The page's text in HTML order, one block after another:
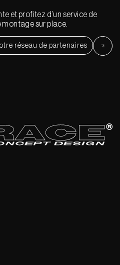
et profitez d’un service de
sur place.
réseau de partenaires